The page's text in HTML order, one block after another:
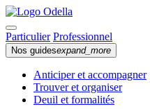
Particulier Professionnel
Nos guidesexpand_more
Anticiper et accompagner
Trouver et organiser
Deuil et formalités